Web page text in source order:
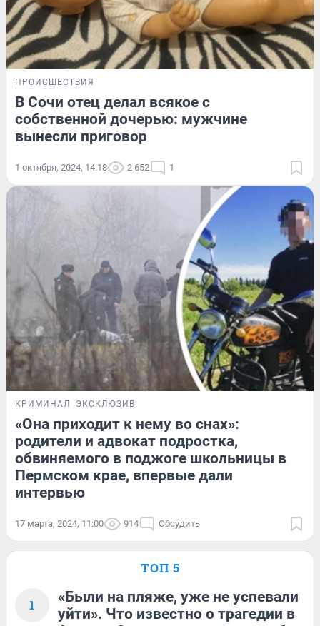
ПРОИСШЕСТВИЯ
В Сочи отец делал всякое с
собственной дочерью: мужчине
вынесли приговор
1 октября, 2024, 14:18 2 652 1
КРИМИНАЛ ЭКСКЛЮЗИВ
«Она приходит к нему во снах»:
родители и адвокат подростка,
обвиняемого в поджоге школьницы в
Пермском крае, впервые дали
интервью
17 марта, 2024, 11:00 914 Обсудить
ТОП 5
1
«Были на пляже, уже не успевали
уйти». Что известно о трагедии в